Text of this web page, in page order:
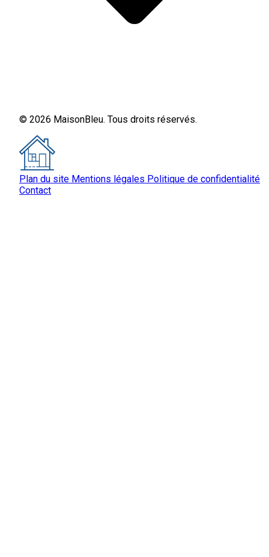
© 2026 MaisonBleu. Tous droits réservés.
Plan du site Mentions légales Politique de confidentialité
Contact